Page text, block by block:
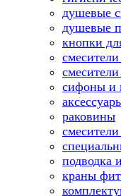
душевые
душевые
кнопки
сифоны и
раковины
подводка
краны